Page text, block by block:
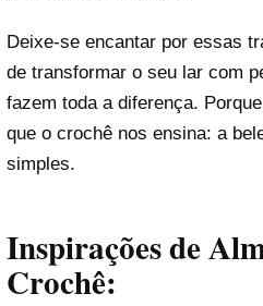
Deixe-se encantar por essas
de transformar o seu lar com
fazem toda a diferença.
que o crochê nos ensina: a
simples.
Inspirações de
Crochê: